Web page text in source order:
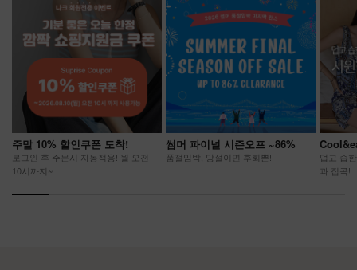
주말 10% 할인쿠폰 도착!
로그인 후 주문시 자동적용! 월 오전
10시까지~
썸머 파이널 시즌오프 ~86%
품절임박, 망설이면 후회뿐!
덥고 습
과 집콕!